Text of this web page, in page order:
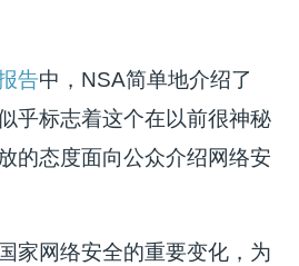
告中，NSA简单地介绍了
乎标志着这个在以前很神秘
的态度面向公众介绍网络安
家网络安全的重要变化，为